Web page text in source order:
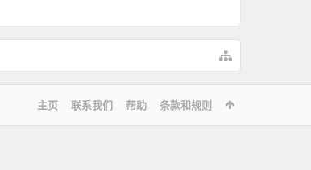
主页 联系我们 帮助 条款和规则